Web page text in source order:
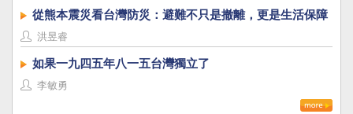
從熊本震災看台灣防災：避難不只是撤離，更是生活保障
洪昱睿
如果一九四五年八一五台灣獨立了
李敏勇